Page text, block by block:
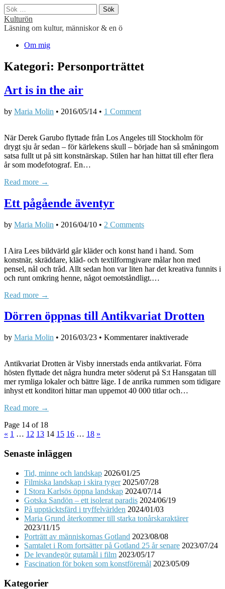
Sök
efter:
Kulturön
Läsning om kultur, människor & en ö
Main
Skip
content
Om mig
Kategori: Personporträttet
Art is in the air
by Maria Molin • 2016/05/14 • 1 Comment
När Derek Garubo flyttade från Los Angeles till Stockholm för
drygt sju år sedan – för kärlekens skull – började han så småningom
satsa fullt ut på sitt konstnärskap. Stilen har han hittat till efter flera
år som modefotograf. En…
Read more →
Ett pågående äventyr
by Maria Molin • 2016/04/10 • 2 Comments
I Aira Lees bildvärld går kläder och konst hand i hand. Som
konstnär, skräddare, kläd- och textilformgivare målar hon med
pensel, nål och tråd. Allt sedan hon var liten har det kreativa funnits i
och runt omkring henne, något oemotståndligt.…
Read more →
Dörren öppnas till Antikvariat Drotten
by Maria Molin • 2016/03/23 • Kommentarer inaktiveradeför
till
Antikvariat
Drotten
Antikvariat Drotten är Visby innerstads enda antikvariat. Förra
hösten flyttade det några hundra meter söderut på S:t Hansgatan till
mer rymliga lokaler och bättre läge. I de anrika rummen som tidigare
inhyst ett konditori hittar man uppemot 40 000 titlar och…
Read more →
Page 14 of 18
« 1 … 12 13 14 15 16 … 18 »
Senaste inläggen
Tid, minne och landskap 2026/01/25
Filmiska landskap i skira tyger 2025/07/28
I Stora Karlsös öppna landskap 2024/07/14
Gotska Sandön – ett isolerat paradis 2024/06/19
På upptäcktsfärd i tryffelvärlden 2024/01/03
Maria Grund återkommer till starka tonårskaraktärer
2023/11/15
Porträtt av människornas Gotland 2023/08/08
Samtalet i Rom fortsätter på Gotland 25 år senare 2023/07/24
De levandegör gutamål i film 2023/05/17
Fascination för boken som konstföremål 2023/05/09
Kategorier